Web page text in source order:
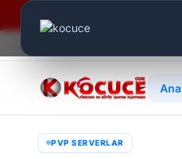
PVP SERVERLAR